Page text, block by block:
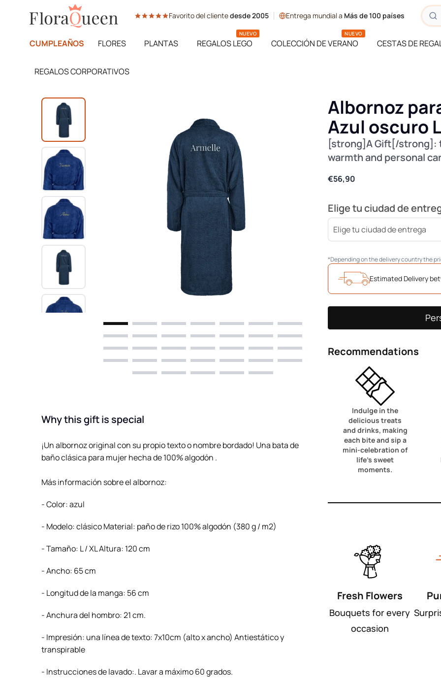
directamente
contenido
Favorito del clientedesde 2005 Entrega mundial a Más de 100 países
CUMPLEAÑOS FLORES PLANTAS REGALOS LEGO
NUEVO
COLECCIÓN DE VERANO
NUEVO
CESTAS DE
REGALOS CORPORATIVOS
Why this gift is special
¡Un albornoz original con su propio texto o nombre bordado! Una bata de
baño clásica para mujer hecha de 100% algodón .
Más información sobre el albornoz:
- Color: azul
- Modelo: clásico Material: paño de rizo 100% algodón (380 g / m2)
- Tamaño: L / XL Altura: 120 cm
- Ancho: 65 cm
- Longitud de la manga: 56 cm
- Anchura del hombro: 21 cm.
- Impresión: una línea de texto: 7x10cm (alto x ancho) Antiestático y
transpirable
- Instrucciones de lavado:. Lavar a máximo 60 grados.
Albornoz
Azul oscuro
[strong]A Gift[/strong]:
warmth and personal
€56,90
Elige tu ciudad de
*Depending on the delivery country the
Estimated Delivery
Recommendations
Indulge in the
delicious treats
and drinks, making
each bite and sip a
mini-celebration of
life's sweet
moments.
Fresh Flowers
Bouquets for every
occasion